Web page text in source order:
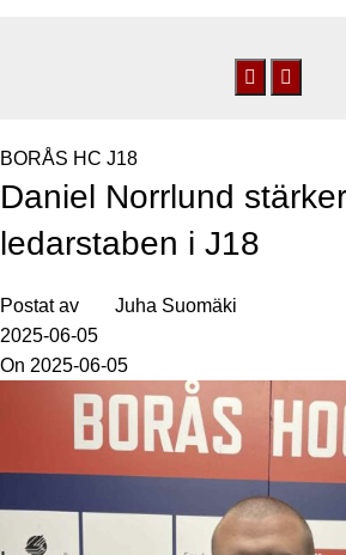
BORÅS HC J18
Daniel Norrlund
ledarstaben i J18
Postat av
Juha Suomäki
2025-06-05
On 2025-06-05